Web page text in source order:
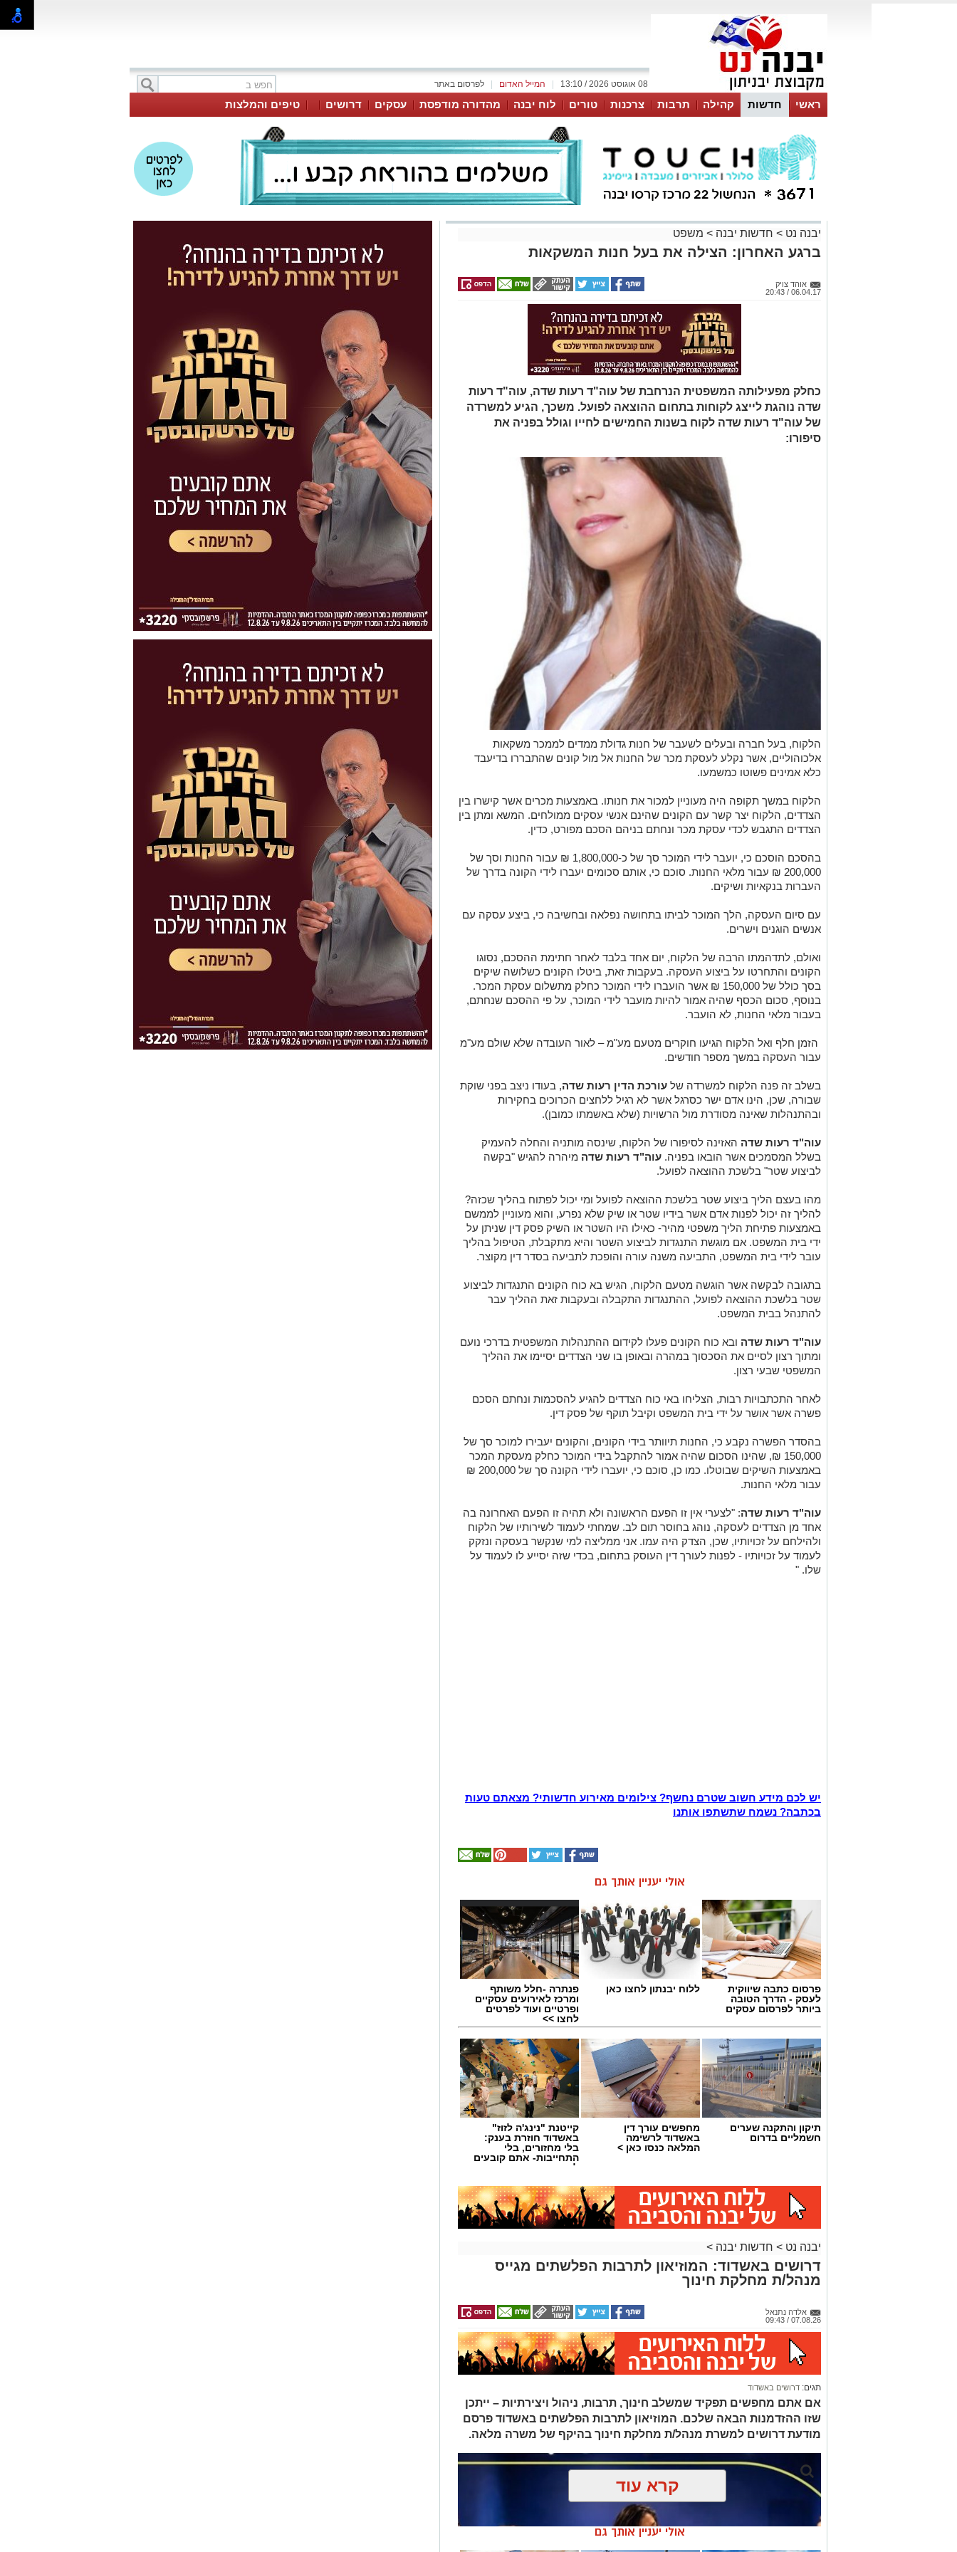
לפרסום באתר המייל האדום 08 אוגוסט 2026 / 13:10
ראשי חדשות קהילה תרבות צרכנות טורים לוח יבנה מהדורה מודפסת עסקים דרושים טיפים והמלצות
יבנה נט > חדשות יבנה > משפט
ברגע האחרון: הצילה את בעל חנות המשקאות
אוהד צויק
06.04.17 / 20:43
כחלק מפעילותה המשפטית הנרחבת של עוה"ד רעות שדה, עוה"ד רעות
שדה נוהגת לייצג לקוחות בתחום ההוצאה לפועל. משכך, הגיע למשרדה
של עוה"ד רעות שדה לקוח בשנות החמישים לחייו וגולל בפניה את
סיפורו:
הלקוח, בעל חברה ובעלים לשעבר של חנות גדולת ממדים לממכר משקאות
אלכוהוליים, אשר נקלע לעסקת מכר של החנות אל מול קונים שהתבררו בדיעבד
כלא אמינים פשוטו כמשמעו.
הלקוח במשך תקופה היה מעוניין למכור את חנותו. באמצעות מכרים אשר קישרו בין
הצדדים, הלקוח יצר קשר עם הקונים שהינם אנשי עסקים ממולחים. המשא ומתן בין
הצדדים התגבש לכדי עסקת מכר ונחתם בניהם הסכם מפורט, כדין.
בהסכם הוסכם כי, יועבר לידי המוכר סך של כ-1,800,000 ₪ עבור החנות וסך של
200,000 ₪ עבור מלאי החנות. סוכם כי, אותם סכומים יעברו לידי הקונה בדרך של
העברות בנקאיות ושיקים.
עם סיום העסקה, הלך המוכר לביתו בתחושה נפלאה ובחשיבה כי, ביצע עסקה עם
אנשים הוגנים וישרים.
ואולם, לתדהמתו הרבה של הלקוח, יום אחד בלבד לאחר חתימת ההסכם, נסוגו
הקונים והתחרטו על ביצוע העסקה. בעקבות זאת, ביטלו הקונים כשלושה שיקים
בסך כולל של 150,000 ₪ אשר הועברו לידי המוכר כחלק מתשלום עסקת המכר.
בנוסף, סכום הכסף שהיה אמור להיות מועבר לידי המוכר, על פי ההסכם שנחתם,
בעבור מלאי החנות, לא הועבר.
הזמן חלף ואל הלקוח הגיעו חוקרים מטעם מע"מ – לאור העובדה שלא שולם מע"מ
עבור העסקה במשך מספר חודשים.
בשלב זה פנה הלקוח למשרדה של עורכת הדין רעות שדה, בעודו ניצב בפני שוקת
שבורה, שכן, הינו אדם ישר כסרגל אשר לא רגיל ללחצים הכרוכים בחקירות
ובהתנהלות שאינה מסודרת מול הרשויות (שלא באשמתו כמובן).
עוה"ד רעות שדה האזינה לסיפורו של הלקוח, שינסה מותניה והחלה להעמיק
בשלל המסמכים אשר הובאו בפניה. עוה"ד רעות שדה מיהרה להגיש "בקשה
לביצוע שטר" בלשכת ההוצאה לפועל.
מהו בעצם הליך ביצוע שטר בלשכת ההוצאה לפועל ומי יכול לפתוח בהליך שכזה?
להליך זה יכול לפנות אדם אשר בידיו שטר או שיק שלא נפרע, והוא מעוניין לממשם
באמצעות פתיחת הליך משפטי מהיר- כאילו היו השטר או השיק פסק דין שניתן על
ידי בית המשפט. אם מוגשת התנגדות לביצוע השטר והיא מתקבלת, הטיפול בהליך
עובר לידי בית המשפט, התביעה משנה עורה והופכת לתביעה בסדר דין מקוצר.
בתגובה לבקשה אשר הוגשה מטעם הלקוח, הגיש בא כוח הקונים התנגדות לביצוע
שטר בלשכת ההוצאה לפועל, ההתנגדות התקבלה ובעקבות זאת ההליך עבר
להתנהל בבית המשפט.
עוה"ד רעות שדה ובא כוח הקונים פעלו לקידום ההתנהלות המשפטית בדרכי נועם
ומתוך רצון לסיים את הסכסוך במהרה ובאופן בו שני הצדדים יסיימו את ההליך
המשפטי שבעי רצון.
לאחר התכתבויות רבות, הצליחו באי כוח הצדדים להגיע להסכמות ונחתם הסכם
פשרה אשר אושר על ידי בית המשפט וקיבל תוקף של פסק דין.
בהסדר הפשרה נקבע כי, החנות תיוותר בידי הקונים, והקונים יעבירו למוכר סך של
150,000 ₪, שהינו הסכום שהיה אמור להתקבל בידי המוכר כחלק מעסקת המכר
באמצעות השיקים שבוטלו. כמו כן, סוכם כי, יועברו לידי הקונה סך של 200,000 ₪
עבור מלאי החנות.
עוה"ד רעות שדה: "לצערי אין זו הפעם הראשונה ולא תהיה זו הפעם האחרונה בה
אחד מן הצדדים לעסקה, נוהג בחוסר תום לב. שמחתי לעמוד לשירותיו של הלקוח
ולהילחם על זכויותיו, שכן, הצדק היה עמו. אני ממליצה למי שנקשר בעסקה ונזקק
לעמוד על זכויותיו - לפנות לעורך דין העוסק בתחום, בכדי שזה יסייע לו לעמוד על
שלו. "
יש לכם מידע חשוב שטרם נחשף? צילומים מאירוע חדשותי? מצאתם טעות
בכתבה? נשמח שתשתפו אותנו
אולי יעניין אותך גם
פרסום כתבה שיווקית
לעסק - הדרך הטובה
ביותר לפרסום עסקים
ללוח יבנתון לחצו כאן
פנתרה -חלל משותף
ומרכז לאירועים עסקיים
ופרטיים ועוד לפרטים
לחצו >>
תיקון והתקנה שערים
חשמליים בדרום
מחפשים עורך דין
באשדוד לרשימה
המלאה כנסו כאן >
קייטנת "נינג'ה לזוז"
באשדוד חוזרת בענק:
בלי מחזורים, בלי
התחייבות- אתם קובעים
לכמה ואיזה ימים
יבנה נט > חדשות יבנה >
דרושים באשדוד: המוזיאון לתרבות הפלשתים מגייס
מנהל/ת מחלקת חינוך
אלדה נתנאל
07.08.26 / 09:43
תגים: דרושים באשדוד
אם אתם מחפשים תפקיד שמשלב חינוך, תרבות, ניהול ויצירתיות – ייתכן
שזו ההזדמנות הבאה שלכם. המוזיאון לתרבות הפלשתים באשדוד פרסם
מודעת דרושים למשרת מנהל/ת מחלקת חינוך בהיקף של משרה מלאה.
קרא עוד
אולי יעניין אותך גם